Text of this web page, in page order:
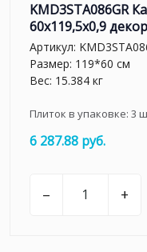
KMD3STA086GR
60x119,5x0,9 декор
Артикул:
Размер: 119*60 см
Вес: 15.384 кг
Плиток в упаковке: 3
6 287.88 руб.
– +